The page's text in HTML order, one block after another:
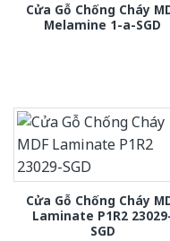
Cửa Gỗ Chống Cháy
Melamine 1-a-SGD
Cửa Gỗ Chống Cháy
Laminate P1R2
SGD